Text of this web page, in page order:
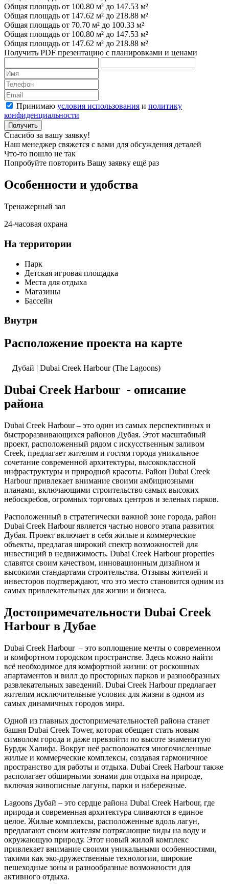
Общая площадь от 100.80 м² до 147.53 м²
Общая площадь от 147.62 м² до 218.88 м²
Общая площадь от 70.70 м² до 100.33 м²
Общая площадь от 100.80 м² до 147.53 м²
Общая площадь от 147.62 м² до 218.88 м²
Получить PDF презентацию с планировками и ценами
Принимаю условия использования и политику
конфиденциальности
Получить
Спасибо за вашу заявку!
Наш менеджер свяжется с вами для обсуждения деталей
Что-то пошло не так
Попробуйте повторить Вашу заявку ещё раз
Особенности и удобства
Тренажерный зал
24-часовая охрана
На территории
Парк
Детская игровая площадка
Места для отдыха
Магазины
Бассейн
Внутри
Расположение проекта на карте
Дубай | Dubai Creek Harbour (The Lagoons)
Dubai Creek Harbour - описание
района
Dubai Creek Harbour – это один из самых перспективных и
быстроразвивающихся районов Дубая. Этот масштабный
проект, расположенный рядом с искусственным заливом
Creek, предлагает жителям и гостям города уникальное
сочетание современной архитектуры, высококлассной
инфраструктуры и природной красоты. Район Dubai Creek
Harbour привлекает внимание своими амбициозными
планами, включающими строительство самых высоких
небоскребов, огромных торговых центров и зеленых парков.
Расположенный в стратегически важной зоне города, район
Dubai Creek Harbour является частью нового этапа развития
Дубая. Проект включает в себя жилые и коммерческие
объекты, предлагая широкий спектр возможностей для
инвестиций в недвижимость. Dubai Creek Harbour properties
славятся своим качеством, инновационным дизайном и
высокими стандартами строительства. Отзывы жителей и
инвесторов подтверждают, что это место становится одним из
самых привлекательных для жизни и бизнеса.
Достопримечательности Dubai Creek
Harbour в Дубае
Dubai Creek Harbour – это воплощение мечты о современном
и комфортном городском пространстве. Здесь можно найти
всё необходимое для комфортной жизни: от роскошных
апартаментов и вилл до просторных парков и разнообразных
развлекательных заведений. Dubai Creek Harbour предлагает
жителям исключительные условия для жизни в одном из
самых динамичных городов мира.
Одной из главных достопримечательностей района станет
башня Dubai Creek Tower, которая обещает стать новым
символом города и даже превзойти по высоте знаменитую
Бурдж Халифа. Вокруг неё расположатся многочисленные
жилые и коммерческие комплексы, создавая гармоничное
пространство для работы и отдыха. Dubai Creek Harbour также
располагает обширными зонами для отдыха на природе,
включая живописные лагуны, парки и набережные.
Lagoons Дубай – это сердце района Dubai Creek Harbour, где
природа и современная архитектура сливаются в единое
целое. Жилые комплексы, расположенные вдоль лагун,
предлагают своим жителям потрясающие виды на воду и
окружающую природу. Этот новый жилой комплекс
привлекает внимание своими уникальными особенностями,
такими как эко-дружественные технологии, широкие
пешеходные зоны и разнообразные возможности для
активного отдыха.